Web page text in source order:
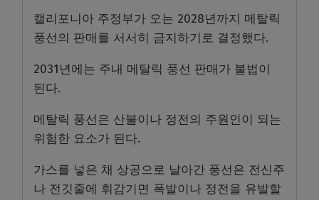
캘리포니아 주정부가 오는 2028년까지 메탈릭
풍선의 판매를 서서히 금지하기로 결정했다.
2031년에는 주내 메탈릭 풍선 판매가 불법이
된다.
메탈릭 풍선은 산불이나 정전의 주원인이 되는
위험한 요소가 된다.
가스를 넣은 채 상공으로 날아간 풍선은 전신주
나 전깃줄에 휘감기면 폭발이나 정전을 유발할